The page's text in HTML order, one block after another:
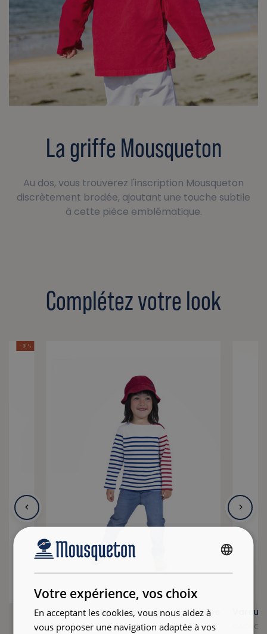
La griffe Mousqueton
Au dos, vous trouverez l'inscription Mousqueton
discrètement brodée, ajoutant une touche subtile
à cette pièce emblématique.
Complétez votre look
- 31 %
Marinière enfant zippée épaule blanche
MARJAN KID CACHOU
Votre expérience, vos choix
En acceptant les cookies, vous nous aidez à
vous proposer une navigation adaptée à vos